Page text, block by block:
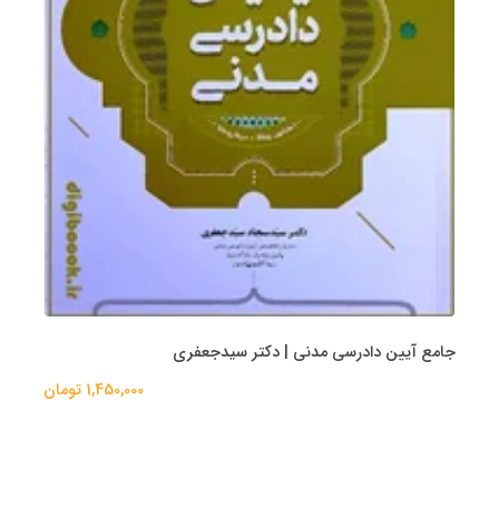
جامع آیین دادرسی مدنی | دکتر سیدجعفری
1,450,000 تومان